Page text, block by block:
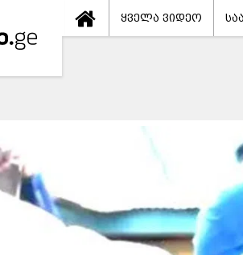
ყველა ვიდეო